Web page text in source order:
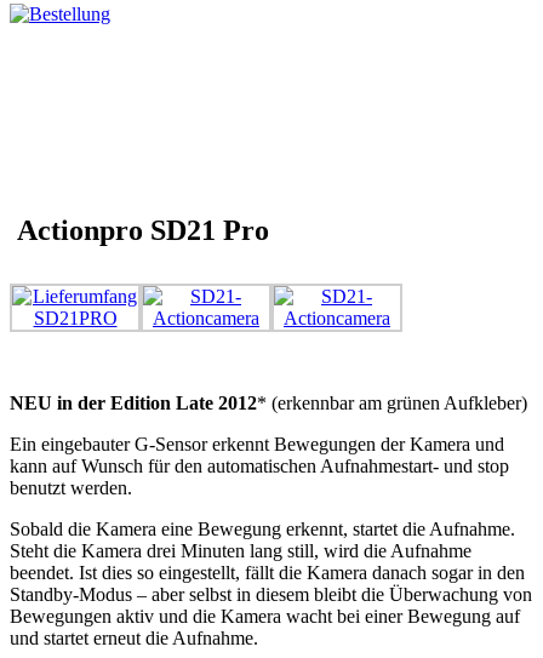
Actionpro SD21 Pro
NEU in der Edition Late 2012* (erkennbar am grünen Aufkleber)
Ein eingebauter G-Sensor erkennt Bewegungen der Kamera und
kann auf Wunsch für den automatischen Aufnahmestart- und stop
benutzt werden.
Sobald die Kamera eine Bewegung erkennt, startet die Aufnahme.
Steht die Kamera drei Minuten lang still, wird die Aufnahme
beendet. Ist dies so eingestellt, fällt die Kamera danach sogar in den
Standby-Modus – aber selbst in diesem bleibt die Überwachung von
Bewegungen aktiv und die Kamera wacht bei einer Bewegung auf
und startet erneut die Aufnahme.